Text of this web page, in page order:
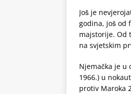
Još je
godina, još od
majstorije. Od
na svjetskim
Njemačka je u
1966.) u
protiv Maroka